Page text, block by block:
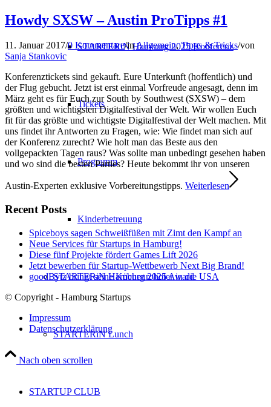
STARTERiN Hamburg 2025 Konferenz
Tickets
Programm
Kinderbetreuung
STARTERiN Hamburg 2025 Award
STARTERiN Lunch
STARTUP CLUB
Howdy SXSW – Austin ProTipps #1
11. Januar 2017/0 Kommentare/inAllgemein,Tipps & Tricks/von
Sanja Stankovic
Konferenztickets sind gekauft. Eure Unterkunft (hoffentlich) und
der Flug gebucht. Jetzt ist erst einmal Vorfreude angesagt, denn im
März geht es für Euch zur South by Southwest (SXSW) – dem
größten und wichtigsten Digitalfestival der Welt. Wir wollen Euch
fit für das größte und wichtigste Digitalfestival der Welt machen. Mit
uns findet ihr Antworten zu Fragen, wie: Wie findet man sich auf
der Konferenz zurecht? Wie holt man das Beste aus den
vollgepackten Tagen raus? Was sollte man unbedingt gesehen haben
und wo sind die besten Parties? Heute bekommt ihr von unseren
Austin-Experten exklusive Vorbereitungstipps. Weiterlesen
Recent Posts
Spiceboys sagen Schweißfüßen mit Zimt den Kampf an
Neue Services für Startups in Hamburg!
Diese fünf Projekte fördert Games Lift 2026
Jetzt bewerben für Startup-Wettbewerb Next Big Brand!
goodBytz bringt seine Küchenroboter in die USA
© Copyright - Hamburg Startups
Impressum
Datenschutzerklärung
Nach oben scrollen